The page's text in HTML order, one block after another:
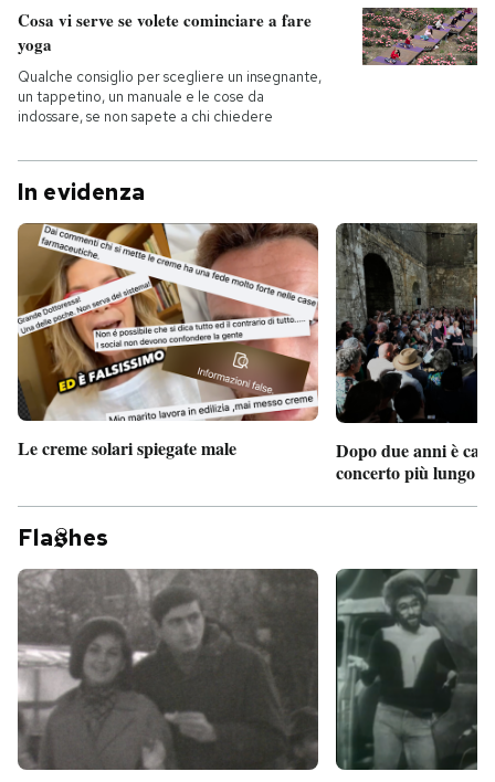
I MIEI PREFERITI
SHOP
CALENDARIO
AREA PERSONALE
Entra
Cosa vi serve se volete cominciare a fare
yoga
Qualche consiglio per scegliere un insegnante,
un tappetino, un manuale e le cose da
indossare, se non sapete a chi chiedere
In evidenza
Le creme solari spiegate male
Dopo due anni è
concerto più lungo
Fla hes